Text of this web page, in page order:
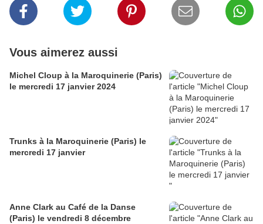
Vous aimerez aussi
Michel Cloup à la Maroquinerie (Paris)
le mercredi 17 janvier 2024
Trunks à la Maroquinerie (Paris) le
mercredi 17 janvier
Anne Clark au Café de la Danse
(Paris) le vendredi 8 décembre